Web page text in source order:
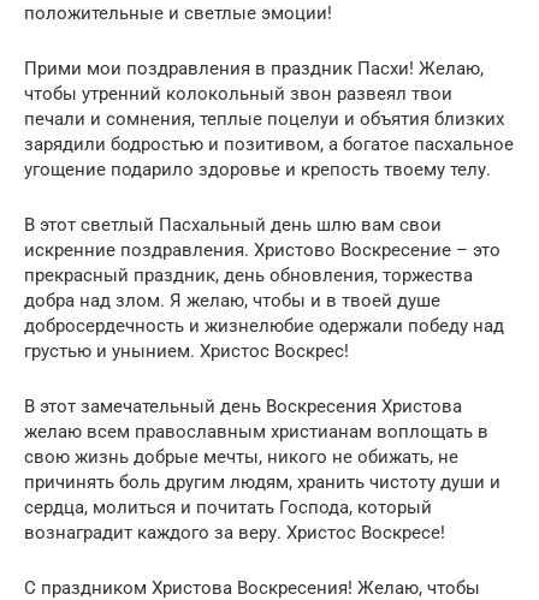
положительные и светлые эмоции!
Прими мои поздравления в праздник Пасхи! Желаю,
чтобы утренний колокольный звон развеял твои
печали и сомнения, теплые поцелуи и объятия близких
зарядили бодростью и позитивом, а богатое пасхальное
угощение подарило здоровье и крепость твоему телу.
В этот светлый Пасхальный день шлю вам свои
искренние поздравления. Христово Воскресение – это
прекрасный праздник, день обновления, торжества
добра над злом. Я желаю, чтобы и в твоей душе
добросердечность и жизнелюбие одержали победу над
грустью и унынием. Христос Воскрес!
В этот замечательный день Воскресения Христова
желаю всем православным христианам воплощать в
свою жизнь добрые мечты, никого не обижать, не
причинять боль другим людям, хранить чистоту души и
сердца, молиться и почитать Господа, который
вознаградит каждого за веру. Христос Воскресе!
С праздником Христова Воскресения! Желаю, чтобы